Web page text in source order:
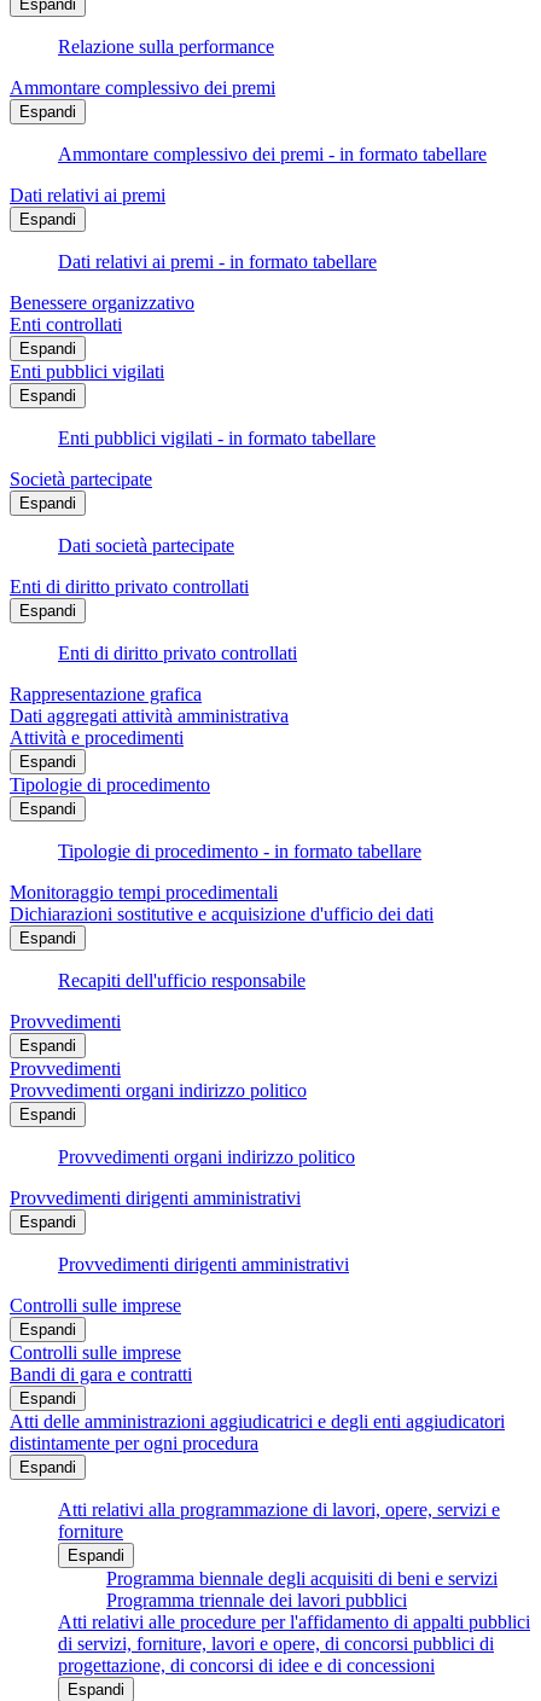
Espandi
Relazione sulla performance
Ammontare complessivo dei premi
Espandi
Ammontare complessivo dei premi - in formato tabellare
Dati relativi ai premi
Espandi
Dati relativi ai premi - in formato tabellare
Benessere organizzativo
Enti controllati
Espandi
Enti pubblici vigilati
Espandi
Enti pubblici vigilati - in formato tabellare
Società partecipate
Espandi
Dati società partecipate
Enti di diritto privato controllati
Espandi
Enti di diritto privato controllati
Rappresentazione grafica
Dati aggregati attività amministrativa
Attività e procedimenti
Espandi
Tipologie di procedimento
Espandi
Tipologie di procedimento - in formato tabellare
Monitoraggio tempi procedimentali
Dichiarazioni sostitutive e acquisizione d'ufficio dei dati
Espandi
Recapiti dell'ufficio responsabile
Provvedimenti
Espandi
Provvedimenti
Provvedimenti organi indirizzo politico
Espandi
Provvedimenti organi indirizzo politico
Provvedimenti dirigenti amministrativi
Espandi
Provvedimenti dirigenti amministrativi
Controlli sulle imprese
Espandi
Controlli sulle imprese
Bandi di gara e contratti
Espandi
Atti delle amministrazioni aggiudicatrici e degli enti aggiudicatori
distintamente per ogni procedura
Espandi
Atti relativi alla programmazione di lavori, opere, servizi e
forniture
Espandi
Programma biennale degli acquisiti di beni e servizi
Programma triennale dei lavori pubblici
Atti relativi alle procedure per l'affidamento di appalti pubblici
di servizi, forniture, lavori e opere, di concorsi pubblici di
progettazione, di concorsi di idee e di concessioni
Espandi